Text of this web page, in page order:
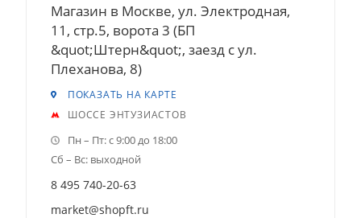
Магазин в Москве, ул. Электродная,
11, стр.5, ворота 3 (БП
&quot;Штерн&quot;, заезд с ул.
Плеханова, 8)
ПОКАЗАТЬ НА КАРТЕ
ШОССЕ ЭНТУЗИАСТОВ
Пн – Пт: с 9:00 до 18:00
Сб – Вс: выходной
8 495 740-20-63
market@shopft.ru